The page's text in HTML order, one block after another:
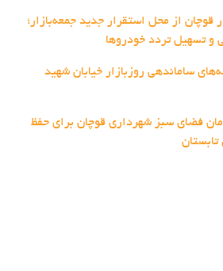
قوچان از محل استقرار جدید جمعه‌بازار؛
و تسهیل تردد خودروها
ساماندهی روزبازار خیابان شهید
فضای سبز شهرداری قوچان برای حفظ